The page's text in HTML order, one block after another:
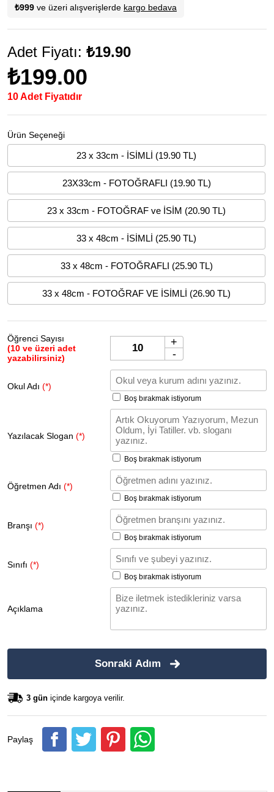
₺999 ve üzeri alışverişlerde kargo bedava
Adet Fiyatı: ₺19.90
₺199.00
10 Adet Fiyatıdır
Ürün Seçeneği
23 x 33cm - İSİMLİ (19.90 TL)
23X33cm - FOTOĞRAFLI (19.90 TL)
23 x 33cm - FOTOĞRAF ve İSİM (20.90 TL)
33 x 48cm - İSİMLİ (25.90 TL)
33 x 48cm - FOTOĞRAFLI (25.90 TL)
33 x 48cm - FOTOĞRAF VE İSİMLİ (26.90 TL)
Öğrenci Sayısı
(10 ve üzeri adet
yazabilirsiniz)
+
-
Okul Adı (*)
Boş bırakmak istiyorum
Yazılacak Slogan (*)
Boş bırakmak istiyorum
Öğretmen Adı (*)
Boş bırakmak istiyorum
Branşı (*)
Boş bırakmak istiyorum
Sınıfı (*)
Boş bırakmak istiyorum
Açıklama
Sonraki Adım
3 gün içinde kargoya verilir.
Paylaş